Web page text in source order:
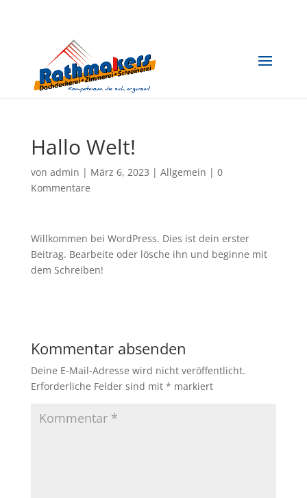
Hallo Welt!
von admin | März 6, 2023 | Allgemein | 0
Kommentare
Willkommen bei WordPress. Dies ist dein erster
Beitrag. Bearbeite oder lösche ihn und beginne mit
dem Schreiben!
Kommentar absenden
Deine E-Mail-Adresse wird nicht veröffentlicht.
Erforderliche Felder sind mit * markiert